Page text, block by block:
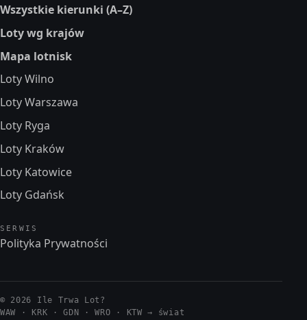
Wszystkie kierunki (A–Z)
Loty wg krajów
Mapa lotnisk
Loty Wilno
Loty Warszawa
Loty Ryga
Loty Kraków
Loty Katowice
Loty Gdańsk
SERWIS
Polityka Prywatności
© 2026 Ile Trwa Lot?
WAW · KRK · GDN · WRO · KTW → świat